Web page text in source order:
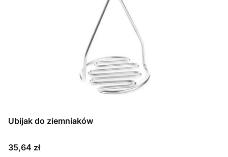
Ubijak do ziemniaków
Cena
35,64 zł